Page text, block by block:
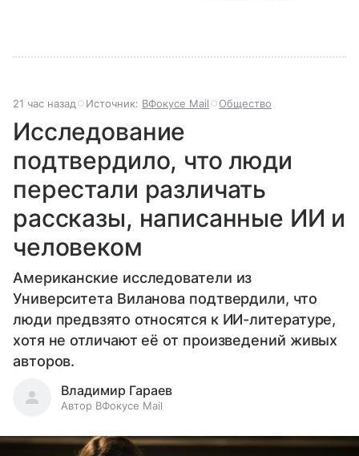
21 час назад Источник: ВФокусе Mail Общество
Исследование
подтвердило, что люди
перестали различать
рассказы, написанные ИИ и
человеком
Американские исследователи из
Университета Виланова подтвердили, что
люди предвзято относятся к ИИ-литературе,
хотя не отличают её от произведений живых
авторов.
Владимир Гараев
Автор ВФокусе Mail